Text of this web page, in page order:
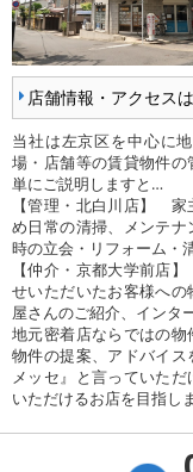
店舗情報・アクセス
当社は左京区を中心に
場・店舗等の賃貸物件
単にご説明しますと…
【管理・北白川店】 家
め日常の清掃、メンテ
時の立会・リフォーム・
【仲介・京都大学前店
せいただいたお客様へ
屋さんのご紹介、インタ
地元密着店ならではの
物件の提案、アドバイス
メッセ』と言っていた
いただけるお店を目指し